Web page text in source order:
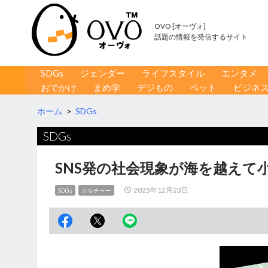
OVO [オーヴォ]
話題の情報を発信するサイト
コンテンツへ移動
SDGs ジェンダー ライフスタイル
エンタメ
おでかけ
まめ学 デジもの ペット ビジネ
ホーム > SDGs
SDGs
SNS発の社会現象が海を越え
SDGs カルチャー 2025年12月23日